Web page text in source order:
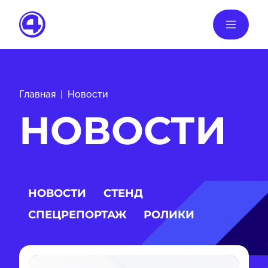
Главная Новости
НОВОСТИ
НОВОСТИ
СТЕНД
СПЕЦРЕПОРТАЖ
РОЛИКИ